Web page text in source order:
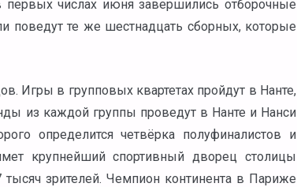
числах июня завершились отборочные
поведут те же шестнадцать сборных, которые
Игры в групповых квартетах пройдут в Нанте,
из каждой группы проведут в Нанте и Нанси
определится четвёрка полуфиналистов и
крупнейший спортивный дворец столицы
зрителей. Чемпион континента в Париже